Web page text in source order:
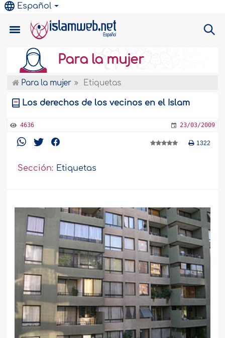
Español
Para la mujer
Para la mujer Etiquetas
Los derechos de los vecinos en el Islam
4636 23/03/2009
1322
Sección: Etiquetas